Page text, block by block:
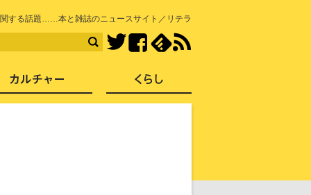
する話題……本と雑誌のニュースサイト／リテラ
TwitterFacebook
社会